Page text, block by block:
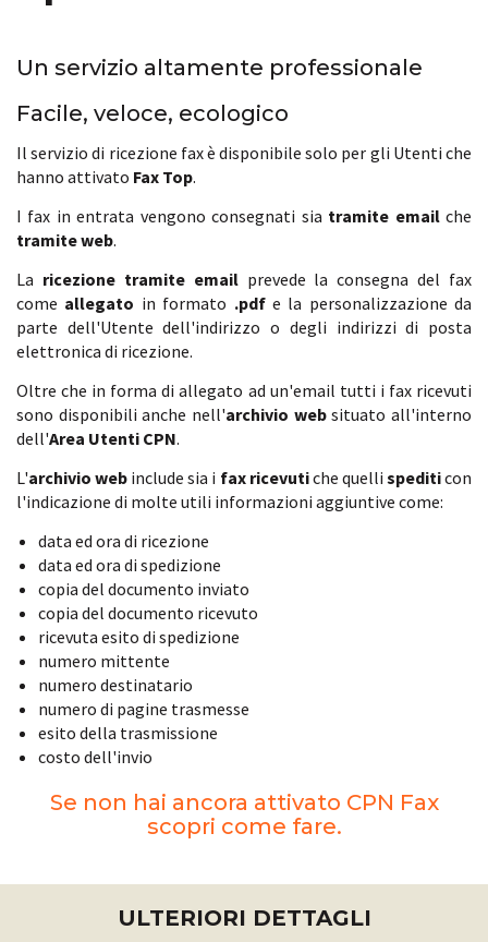
Un servizio altamente professionale
Facile, veloce, ecologico
Il servizio di ricezione fax è disponibile solo per gli Utenti che
hanno attivato Fax Top.
I fax in entrata vengono consegnati sia tramite emailche
tramite web.
La ricezione tramite emailprevede la consegna del fax
come allegato in formato .pdfe la personalizzazione da
parte dell'Utente dell'indirizzo o degli indirizzi di posta
elettronica di ricezione.
Oltre che in forma di allegato ad un'email tutti i fax ricevuti
sono disponibili anche nell'archivio websituato all'interno
dell'Area Utenti CPN.
L'archivio web include sia i fax ricevutiche quelli spediticon
l'indicazione di molte utili informazioni aggiuntive come:
data ed ora di ricezione
data ed ora di spedizione
copia del documento inviato
copia del documento ricevuto
ricevuta esito di spedizione
numero mittente
numero destinatario
numero di pagine trasmesse
esito della trasmissione
costo dell'invio
Se non hai ancora attivato CPN Fax
scopri come fare.
ULTERIORI DETTAGLI